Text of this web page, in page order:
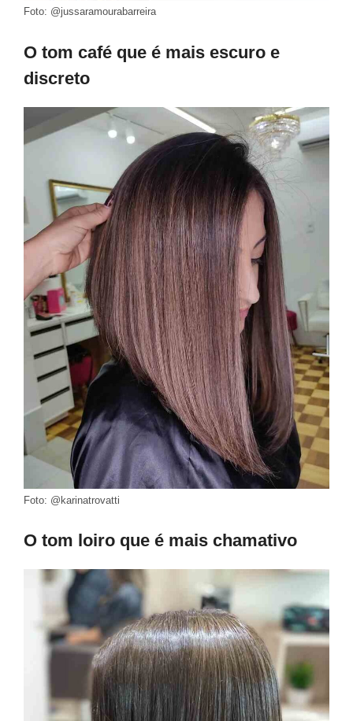
Foto: @jussaramourabarreira
O tom café que é mais escuro e
discreto
Foto: @karinatrovatti
O tom loiro que é mais chamativo